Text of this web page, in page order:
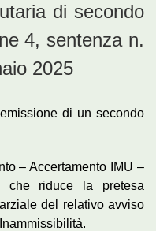
di secondo
4, sentenza n.
2025
di un secondo
– Accertamento IMU –
che riduce la pretesa
del relativo avviso